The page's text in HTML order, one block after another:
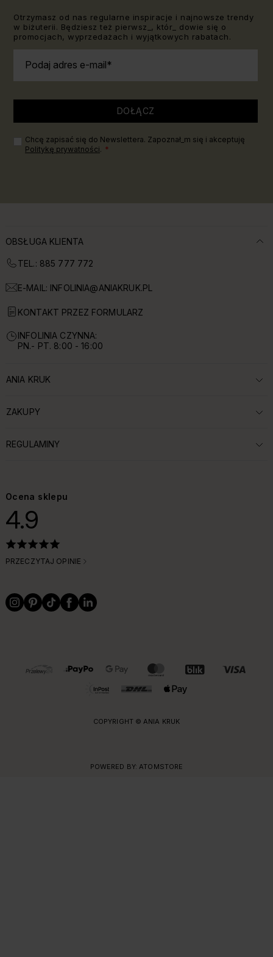
Otrzymasz od nas regularne inspiracje i najnowsze trendy
w biżuterii. Będziesz też pierwsz_, któr_ dowie się o
promocjach, wyprzedażach i wyjątkowych rabatach.
Podaj adres e-mail
DOŁĄCZ
Chcę zapisać się do Newslettera. Zapoznał_m się i akceptuję
Politykę prywatności.
OBSŁUGA KLIENTA
TEL.: 885 777 772
E-MAIL: INFOLINIA@ANIAKRUK.PL
KONTAKT PRZEZ FORMULARZ
INFOLINIA CZYNNA:
PN.- PT. 8:00 - 16:00
ROZWIŃ SEKCJĘ:
ANIA KRUK
ROZWIŃ SEKCJĘ:
ZAKUPY
ROZWIŃ SEKCJĘ:
REGULAMINY
Ocena sklepu
4.9
PRZECZYTAJ OPINIE
OBSŁUGIWANE FORMY PŁATNOŚCI I DOSTAWY
COPYRIGHT © ANIA KRUK
POWERED BY: ATOMSTORE